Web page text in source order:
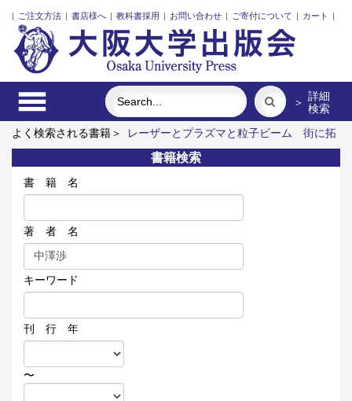
| ご注文方法 | 書店様へ | 教科書採用 | お問い合わせ | ご寄付について | カート |
＞ 詳細
検索
よく検索される書籍＞
レーザーとプラズマと粒子ビーム
街に拓
く大学
明治・大正・昭和の細菌学者たち
固体高分子形燃料電
池要素材料・水素貯蔵材料の知的設計
食べる
アーミッシュキ
ルトを訪ねて
書籍検索
書 籍 名
著 者 名
キーワード
刊 行 年
〜